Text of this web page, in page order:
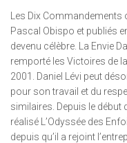
Les Dix
Pascal Obispo et publiés
devenu célèbre. La Envie
remporté les Victoires de
2001. Daniel Lévi peut
pour son travail et du
similaires. Depuis le
réalisé L’Odyssée des
depuis qu’il a rejoint